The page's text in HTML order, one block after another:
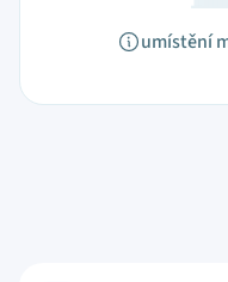
umístění